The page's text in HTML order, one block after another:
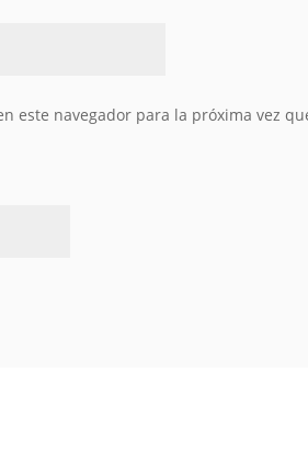
este navegador para la próxima vez